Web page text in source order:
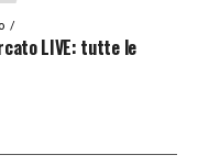
LIVE: tutte le